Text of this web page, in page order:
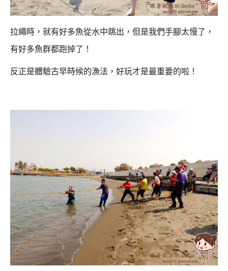
拉繩時，就有好多魚從水中跳出，但是我們手腳太慢了，
有好多魚群都跑掉了！
反正是體驗古早時候的漁法，好玩才是最重要的啦！